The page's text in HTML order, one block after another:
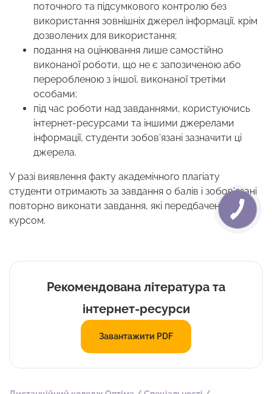
поточного та підсумкового контролю без
використання зовнішніх джерел інформації, крім
дозволених для використання;
подання на оцінювання лише самостійно
виконаної роботи, що не є запозиченою або
переробленою з іншої, виконаної третіми
особами;
під час роботи над завданнями, користуючись
інтернет-ресурсами та іншими джерелами
інформації, студенти зобов’язані зазначити ці
джерела.
У разі виявлення факту академічного плагіату
студенти отримають за завдання 0 балів і зобов’язані
повторно виконати завдання, які передбачені цим
курсом.
Рекомендована література та
інтернет-ресурси
Завантажити PDF